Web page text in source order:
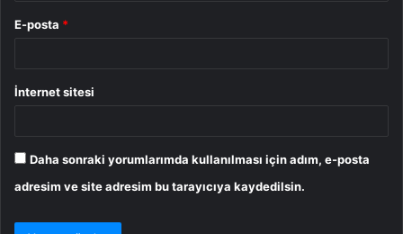
E-posta *
İnternet sitesi
Daha sonraki yorumlarımda kullanılması için adım, e-posta
adresim ve site adresim bu tarayıcıya kaydedilsin.